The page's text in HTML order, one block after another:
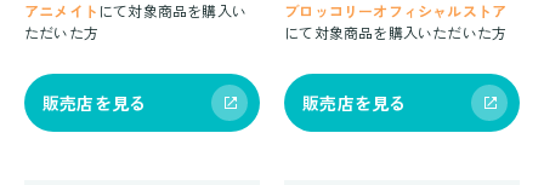
アニメイト にて対象商品を購入い
ただいた方
販売店を見る
ブロッコリーオフィシャルストア
にて対象商品を購入いただいた方
販売店を見る